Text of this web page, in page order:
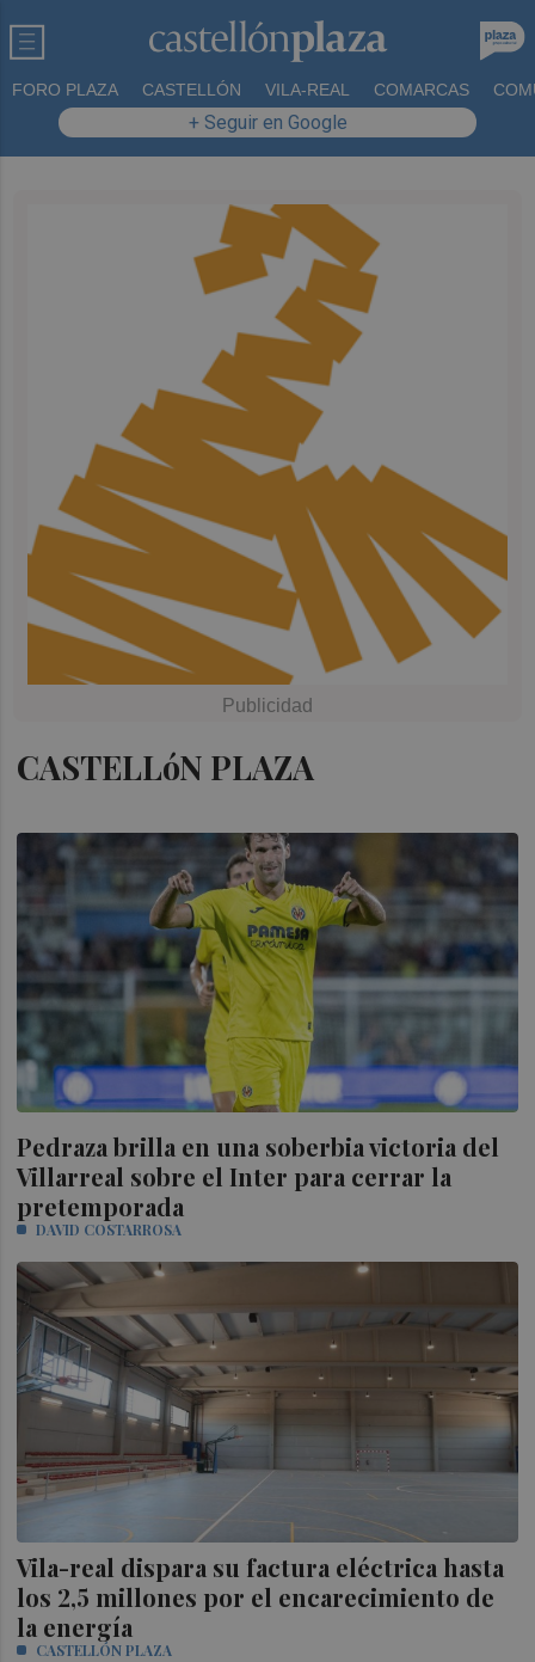
FORO PLAZA CASTELLÓN VILA-REAL COMARCAS
+ Seguir en Google
CASTELLóN PLAZA
Pedraza brilla en una soberbia victoria del
Villarreal sobre el Inter para cerrar la
pretemporada
DAVID COSTARROSA
Vila-real dispara su factura eléctrica hasta
los 2,5 millones por el encarecimiento de
la energía
CASTELLÓN PLAZA